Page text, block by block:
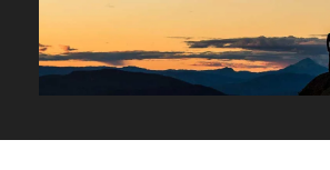
content